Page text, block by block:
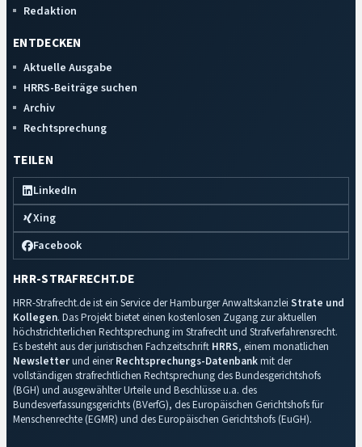
Redaktion
ENTDECKEN
Aktuelle Ausgabe
HRRS-Beiträge suchen
Archiv
Rechtsprechung
TEILEN
LinkedIn
Xing
Facebook
HRR-STRAFRECHT.DE
HRR-Strafrecht.de ist ein Service der Hamburger Anwaltskanzlei Strate und
Kollegen. Das Projekt bietet einen kostenlosen Zugang zur aktuellen
höchstrichterlichen Rechtsprechung im Strafrecht und Strafverfahrensrecht.
Es besteht aus der juristischen Fachzeitschrift HRRS, einem monatlichen
Newsletterund einerRechtsprechungs-Datenbankmit der
vollständigen strafrechtlichen Rechtsprechung des Bundesgerichtshofs
(BGH) und ausgewählter Urteile und Beschlüsse u.a. des
Bundesverfassungsgerichts (BVerfG), des Europäischen Gerichtshofs für
Menschenrechte (EGMR) und des Europäischen Gerichtshofs (EuGH).